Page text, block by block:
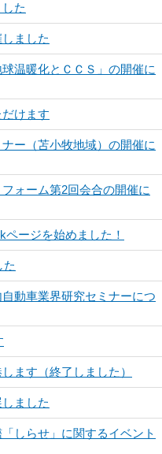
た
ました
温暖化とＣＣＳ」の開催に
けます
ー（苫小牧地域）の開催に
ォーム第2回会合の開催に
ージを始めました！
た
動車業界研究セミナーにつ
ます（終了しました）
ました
しらせ」に関するイベント